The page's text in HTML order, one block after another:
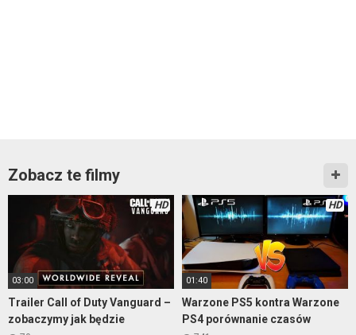
Zobacz te filmy
HD
03:00
Trailer Call of Duty Vanguard –
zobaczymy jak będzie
HD
01:40
Warzone PS5 kontra Warzone
PS4 porównanie czasów